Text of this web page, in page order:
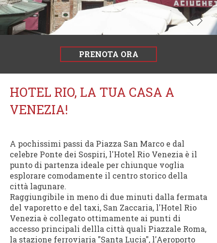
Veneto
2014-
2020
PRENOTA ORA
HOTEL RIO, LA TUA CASA A
VENEZIA!
A pochissimi passi da Piazza San Marco e dal
celebre Ponte dei Sospiri, l'Hotel Rio Venezia è il
punto di partenza ideale per chiunque voglia
esplorare comodamente il centro storico della
città lagunare.
Raggiungibile in meno di due minuti dalla fermata
del vaporetto e del taxi, San Zaccaria, l'Hotel Rio
Venezia è collegato ottimamente ai punti di
accesso principali dellla città quali Piazzale Roma,
la stazione ferroviaria "Santa Lucia", l'Aeroporto